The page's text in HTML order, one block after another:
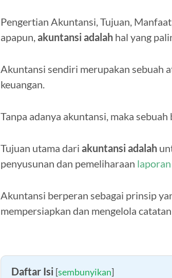
Pengertian Akuntansi, Tujuan,
apapun, akuntansi adalah hal yang
Akuntansi sendiri merupakan sebuah
keuangan.
Tanpa adanya akuntansi, maka
Tujuan utama dari akuntansi adalah
penyusunan dan pemeliharaan
Akuntansi berperan sebagai prinsip
mempersiapkan dan mengelola catatan
Daftar Isi [sembunyikan]